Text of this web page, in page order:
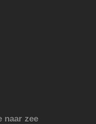
naar zee